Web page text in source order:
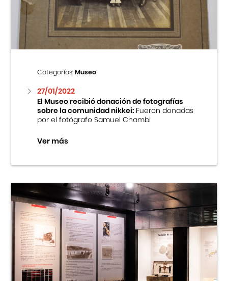
Centro Cultural Peruano Japonés
Museo de la Inmigración Japonesa
Fondo Editorial
Teatro Peruano Japonés
Categorías:Museo
27/01/2022
El Museo recibió donación de fotografías
sobre la comunidad nikkei:Fueron donadas
por el fotógrafo Samuel Chambi
Ver más